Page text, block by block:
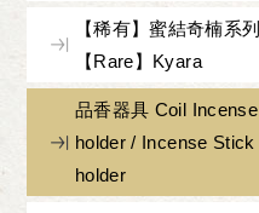
【稀有】蜜結奇楠系列
【Rare】Kyara
品香器具 Coil Incense
holder / Incense Stick
holder